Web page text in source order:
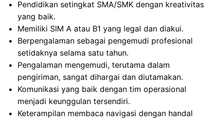
Pendidikan setingkat SMA/SMK dengan kreativitas
yang baik.
Memiliki SIM A atau B1 yang legal dan diakui.
Berpengalaman sebagai pengemudi profesional
setidaknya selama satu tahun.
Pengalaman mengemudi, terutama dalam
pengiriman, sangat dihargai dan diutamakan.
Komunikasi yang baik dengan tim operasional
menjadi keunggulan tersendiri.
Keterampilan membaca navigasi dengan handal